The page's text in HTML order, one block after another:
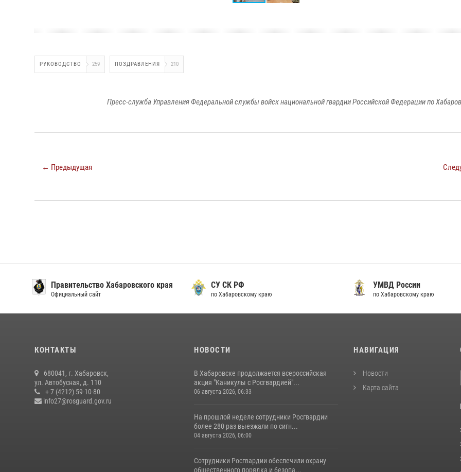
РУКОВОДСТВО 259 ПОЗДРАВЛЕНИЯ 210
Пресс-служба Управления Федеральной службы войск национальной гвардии Российской Федерации по
← Предыдущая
Правительство Хабаровского края
Официальный сайт
СУ СК РФ
по Хабаровскому краю
УМВД России
по Хабаровскому краю
КОНТАКТЫ
680041, г. Хабаровск,
ул. Автобусная, д. 110
+ 7 (4212) 59-10-80
info27@rosguard.gov.ru
НОВОСТИ
В Хабаровске продолжается всероссийская
акция "Каникулы с Росгвардией"...
06 августа 2026, 06:33
На прошлой неделе сотрудники Росгвардии
более 280 раз выезжали по сигн...
04 августа 2026, 06:00
Сотрудники Росгвардии обеспечили охрану
общественного порядка и безопа...
НАВИГАЦИЯ
Новости
Карта сайта